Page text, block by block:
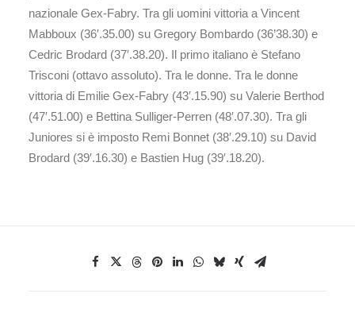
nazionale Gex-Fabry. Tra gli uomini vittoria a Vincent
Mabboux (36′.35.00) su Gregory Bombardo (36’38.30) e
Cedric Brodard (37′.38.20). Il primo italiano è Stefano
Trisconi (ottavo assoluto). Tra le donne. Tra le donne
vittoria di Emilie Gex-Fabry (43′.15.90) su Valerie Berthod
(47′.51.00) e Bettina Sulliger-Perren (48′.07.30). Tra gli
Juniores si è imposto Remi Bonnet (38′.29.10) su David
Brodard (39′.16.30) e Bastien Hug (39′.18.20).